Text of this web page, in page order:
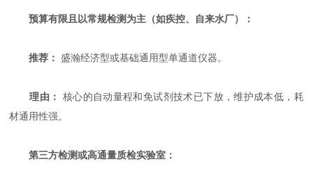
预算有限且以常规检测为主（如疾控、自来水厂）：
推荐： ​ 盛瀚经济型或基础通用型单通道仪器。
理由：
​ 核心的自动量程和免试剂技术已下放，维护成本低，耗
材通用性强。
第三方检测或高通量质检实验室：